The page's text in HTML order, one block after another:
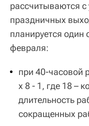
рассчитываются с
праздничных
планируется
февраля:
при 40-часовой
x 8 - 1, где 18 –
длительность
сокращенных